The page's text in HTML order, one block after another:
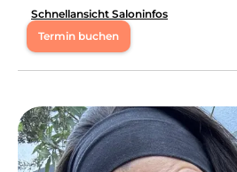
Schnellansicht Saloninfos
Termin buchen
Herzlich willkommen bei
dich schon bald persönlich in
willkommen zu heißen.
Leistungen